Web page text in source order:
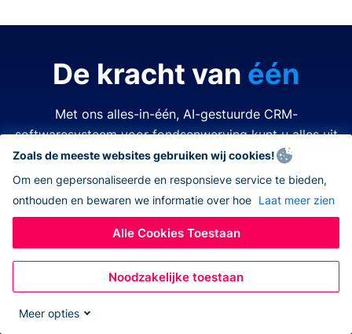
De kracht van één
Met ons alles-in-één, AI-gestuurde CRM-
softwaresysteem voor fondsenwerving kunt u alles uit
de kast halen.
Tijd is kostbaar. Middelen zijn beperkt. Het laatste wat
u wilt doen is een van beide verspillen. Donorbox
nonprofit CRM-software vereenvoudigt en verbetert
elk aspect van fondsenwerving, zodat u alles kunt
doen – allemaal op hetzelfde platform. Nooit meer
wisselen tussen verschillende apps, navigeren naar
Zoals de meeste websites gebruiken wij cookies!
Om een gepersonaliseerde en responsieve service te bieden,
onthouden en bewaren we informatie over hoe Laat meer zien
Alle Cookies Toestaan
Noodzakelijke toestaan
Meer opties